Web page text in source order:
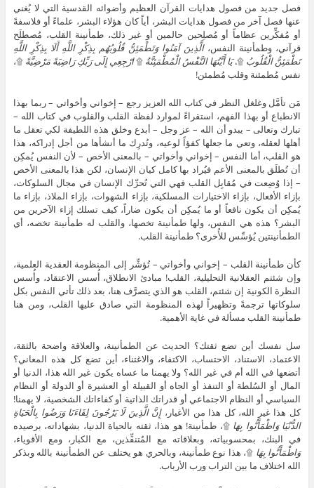
فصل جديد من فصول هدايات القرآن العظيم وأضوائه القدسية التي لا يُغني
عنها فصل آخر من فصول هدايات البشر، أياً كان هؤلاء البشر، علماءً أو فلاسفةً
أو مُفكِّرين عظاماً أو مُصلِحين حالمين أو غير ذلك، طمأنينة القلب، مُصطلَح
قرآني، وطمأنينة النفس،الَّذِينَ آمَنُوا وَتَطْمَئِنُّ قُلُوبُهُم بِذِكْرِ اللَّهِ أَلَا بِذِكْرِ اللَّهِ
تَطْمَئِنُّ الْقُلُوبُ ۩،يَا أَيَّتُهَا النَّفْسُ الْمُطْمَئِنَّةُ ۩ارْجِعِي إِلَى رَبِّكِ رَاضِيَةً مَرْضِيَّةً ۩،
نفس مُطمئنة وقلب مُطمئن!
مَن تأمَّل وغلغل النظر في كتاب الله العزيز رجع – إخواني وأخواتي – ربما بهذا
الانطباع أو بهذا الفهم، استقراءً لموارد لفظة القلب والقلوب في كتاب الله –
تبارك وتعالى – يبدو أن الله – عز وجل – أبدع وخلق هذه اللطيفة لكي تعقل ما
أهلها لعقله، وتعي ما جعلها كفؤاً لوعيه، وتُدرِك ما أنشأها من أجل إدراكه، هذا
هو القلب، أما النفس – إخواني وأخواتي – بالمعنى الأخص – لأن النفس يُمكِن
أن تُطلَق بالمعنى الأعم فيُراد بها كامل كيان الإنسان، لكن هذا بالمعنى الأخص
– إذا وُضِعت في مُقابِل القلب فهي التي تُحرِّك الإنسان في مجال السلوكات،
بإزاء الأفعال، بإزاء الاختيارات المسلكية، بإزاء الشهوات، بإزاء الملاذ، بإزاء ما
يُمكِن أن يكون نافعاً أو ما يُمكِن أن يكون ضاراً، كيف تسلك إزاء الآخرين من
البشر؟ هذه هي النفس، ولها طمأنينة تخصها، والقلب له طمأنينة تخصه، أي
الطمأنينتين يُؤسِّس للأُخرى؟ طمأنينة القلب.
كأن طمأنينة القلب – إخواني وأخواتي – تُؤشِّر إلى المنظومة العقدية العلمية،
وإن شئتم العقلانية التحليلية، القلب! مبادئ الانطلاق، أُسس الاعتقاد، وأُسس
النظرة الكونية إن شئتم، القلب هو الذي يتصرَّف هنا، بعد ذلك تأتي النفس بكل
سلوكاتها ترجمةً وتظهيراً لهذه المنظومة التي صادق عليها القلب، ومن هنا
طمأنينة القلب مسألة في غاية الأهمية.
سل نفسك أين تضع ثقتك؟ الحديث عن الطمأنينة، والعلاقة واضحة بالثقة،
الاعتماد، الاستناد، الاحتساب، الاكتفاء، والاغتناء، أين تضع كل هذه المعاني؟
أتضعها في الله أم في غير الله؟ ولا يهمنا ما عساه يكون غير الله هذا، الدنيا أو
المال أو السُلطة أو التنفذ أو الجاه أو القبيلة أو العشيرة أو الدولة أو النظام
السياسي أو النظام الاجتماعي أو قدراتك الذاتية أو كفاءاتك الشخصية، لا يهمنا!
كل هذا غير الله، كل هذا من الأغيار،إِنَّ الَّذِينَ لَا يَرْجُونَ لِقَاءَنَا وَرَضُوا بِالْحَيَاةِ
الدُّنْيَا وَاطْمَأَنُّوا بِهَا ۩، طمأنينة! هو هذا، ثقته بالحياة الدنيا، بشهاداته، برصيده
في البنك، بمحسوبياته، وبعلاقاته مع المُتنفِّذين، مع الكبار، ومع الأقوياء،
وَاطْمَأَنُّوا بِهَا ۩، هذا نوع طمأنينة، وبالحري هو يختلف عن الطمأنينة بالله وبذكر
الله اختلاف ما بين التراب ورب الأرباب.